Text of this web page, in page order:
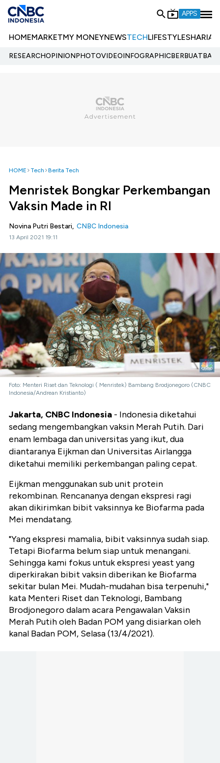
APPS
HOMEMARKETMY MONEYNEWSTECHLIFESTYLESHARIA
RESEARCHOPINIONPHOTOVIDEOINFOGRAPHIC
HOME Tech Berita Tech
Menristek Bongkar Perkembangan
Vaksin Made in RI
Novina Putri Bestari, CNBC Indonesia
13 April 2021 19:11
Foto: Menteri Riset dan Teknologi ( Menristek) Bambang Brodjonegoro (CNBC
Indonesia/Andrean Kristianto)
Jakarta, CNBC Indonesia - Indonesia diketahui
sedang mengembangkan vaksin Merah Putih. Dari
enam lembaga dan universitas yang ikut, dua
diantaranya Eijkman dan Universitas Airlangga
diketahui memiliki perkembangan paling cepat.
Eijkman menggunakan sub unit protein
rekombinan. Rencananya dengan ekspresi ragi
akan dikirimkan bibit vaksinnya ke Biofarma pada
Mei mendatang.
"Yang ekspresi mamalia, bibit vaksinnya sudah siap.
Tetapi Biofarma belum siap untuk menangani.
Sehingga kami fokus untuk ekspresi yeast yang
diperkirakan bibit vaksin diberikan ke Biofarma
sekitar bulan Mei. Mudah-mudahan bisa terpenuhi,"
kata Menteri Riset dan Teknologi, Bambang
Brodjonegoro dalam acara Pengawalan Vaksin
Merah Putih oleh Badan POM yang disiarkan oleh
kanal Badan POM, Selasa (13/4/2021).